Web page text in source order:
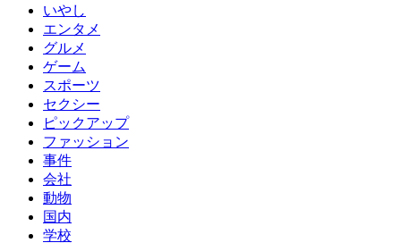
いやし
エンタメ
グルメ
ゲーム
スポーツ
セクシー
ピックアップ
ファッション
事件
会社
動物
国内
学校